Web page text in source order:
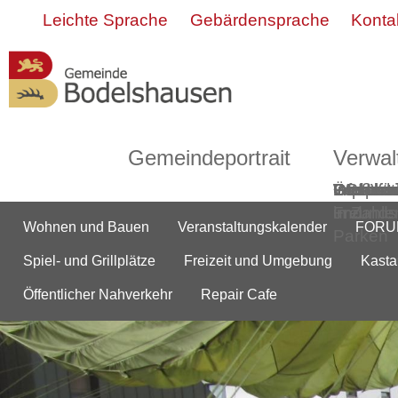
Leichte Sprache Gebärdensprache
Gemeindeportrait
ÖPNV
Parken
Ortsplan
Wohnen und Bauen Veranstaltungskalender
Spiel- und Grillplätze Freizeit und Umgebung
Öffentlicher Nahverkehr Repair Cafe